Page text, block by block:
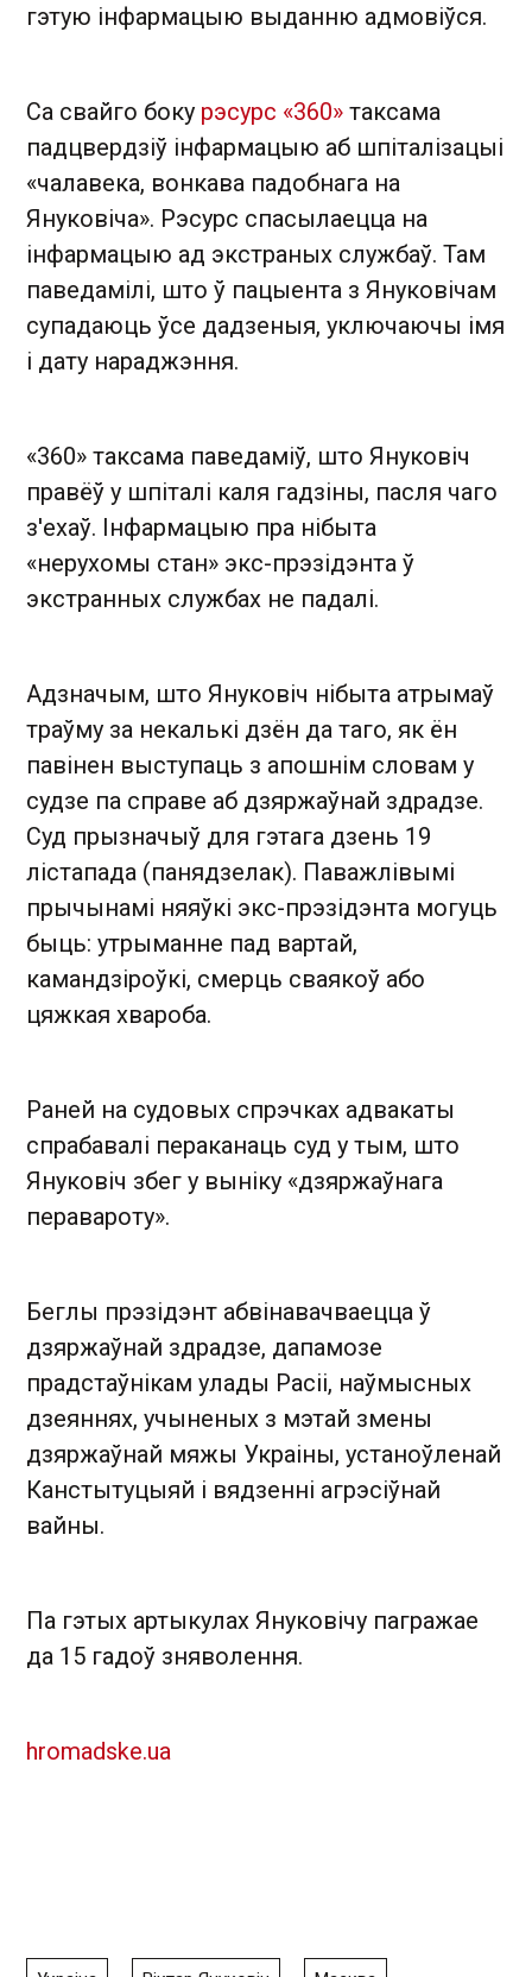
гэтую інфармацыю выданню адмовіўся.
Са свайго боку рэсурс «360» таксама
падцвердзіў інфармацыю аб шпіталізацыі
«чалавека, вонкава падобнага на
Януковіча». Рэсурс спасылаецца на
інфармацыю ад экстраных службаў. Там
паведамілі, што ў пацыента з Януковічам
супадаюць ўсе дадзеныя, уключаючы імя
і дату нараджэння.
«360» таксама паведаміў, што Януковіч
правёў у шпіталі каля гадзіны, пасля чаго
з'ехаў. Інфармацыю пра нібыта
«нерухомы стан» экс-прэзідэнта ў
экстранных службах не падалі.
Адзначым, што Януковіч нібыта атрымаў
траўму за некалькі дзён да таго, як ён
павінен выступаць з апошнім словам у
судзе па справе аб дзяржаўнай здрадзе.
Суд прызначыў для гэтага дзень 19
лістапада (панядзелак). Паважлівымі
прычынамі няяўкі экс-прэзідэнта могуць
быць: утрыманне пад вартай,
камандзіроўкі, смерць сваякоў або
цяжкая хвароба.
Раней на судовых спрэчках адвакаты
спрабавалі пераканаць суд у тым, што
Януковіч збег у выніку «дзяржаўнага
перавароту».
Беглы прэзідэнт абвінавачваецца ў
дзяржаўнай здрадзе, дапамозе
прадстаўнікам улады Расіі, наўмысных
дзеяннях, учыненых з мэтай змены
дзяржаўнай мяжы Украіны, устаноўленай
Канстытуцыяй і вядзенні агрэсіўнай
вайны.
Па гэтых артыкулах Януковічу пагражае
да 15 гадоў зняволення.
hromadske.ua